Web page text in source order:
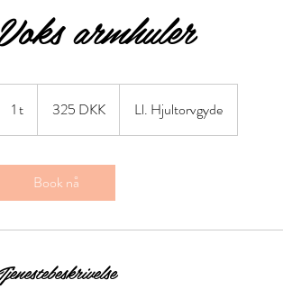
armhuler
1 t
kroner325 DKK Ll. Hjultorvgyde
Book nå